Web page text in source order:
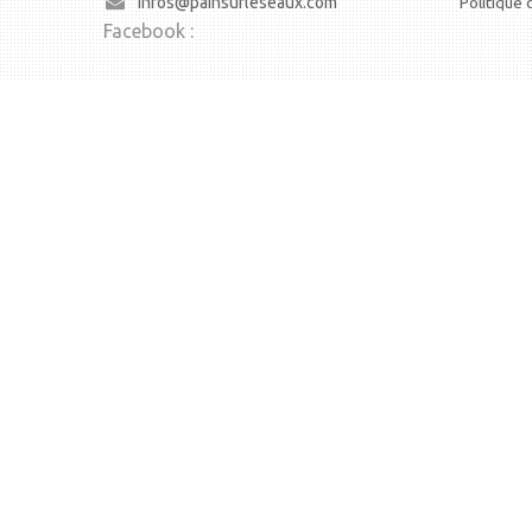
Facebook :